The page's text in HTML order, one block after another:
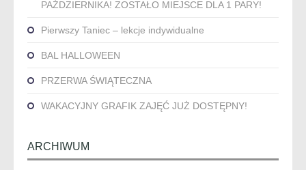
PAŹDZIERNIKA! ZOSTAŁO MIEJSCE DLA 1 PARY!
Pierwszy Taniec – lekcje indywidualne
BAL HALLOWEEN
PRZERWA ŚWIĄTECZNA
WAKACYJNY GRAFIK ZAJĘĆ JUŻ DOSTĘPNY!
ARCHIWUM